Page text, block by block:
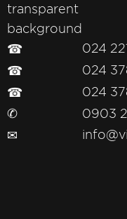
☎ 024
☎ 024
☎
024
✆
0903
✉